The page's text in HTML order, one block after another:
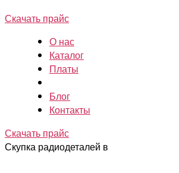
Скачать прайс
О нас
Каталог
Платы
Блог
Контакты
Скачать прайс
Скупка радиодеталей в